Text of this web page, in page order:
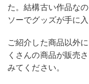
た。結構古い作品な
ソーでグッズが手に
ご紹介した商品以外
くさんの商品が販売
みてください。